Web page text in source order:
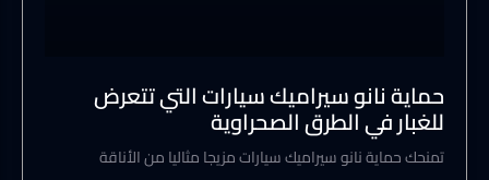
حماية نانو سيراميك سيارات التي تتعرض
للغبار في الطرق الصحراوية
تمنحك حماية نانو سيراميك سيارات مزيجا مثاليا من الأناقة